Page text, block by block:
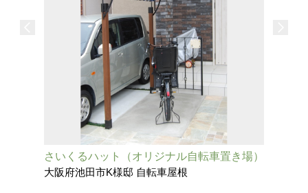
さいくるハット（オリジナル自転車置き場）
大阪府池田市K様邸 自転車屋根